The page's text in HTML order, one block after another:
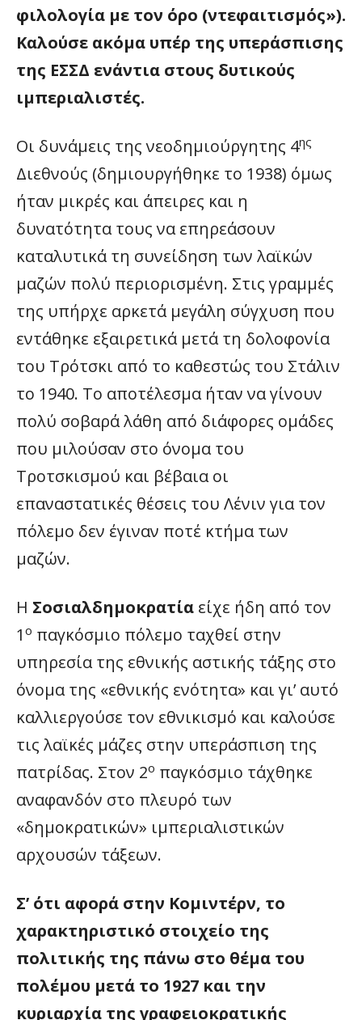
φιλολογία με τον όρο (ντεφαιτισμός»).
Καλούσε ακόμα υπέρ της υπεράσπισης
της ΕΣΣΔ ενάντια στους δυτικούς
ιμπεριαλιστές.
Οι δυνάμεις της νεοδημιούργητης 4ης
Διεθνούς (δημιουργήθηκε το 1938) όμως
ήταν μικρές και άπειρες και η
δυνατότητα τους να επηρεάσουν
καταλυτικά τη συνείδηση των λαϊκών
μαζών πολύ περιορισμένη. Στις γραμμές
της υπήρχε αρκετά μεγάλη σύγχυση που
εντάθηκε εξαιρετικά μετά τη δολοφονία
του Τρότσκι από το καθεστώς του Στάλιν
το 1940. Το αποτέλεσμα ήταν να γίνουν
πολύ σοβαρά λάθη από διάφορες ομάδες
που μιλούσαν στο όνομα του
Τροτσκισμού και βέβαια οι
επαναστατικές θέσεις του Λένιν για τον
πόλεμο δεν έγιναν ποτέ κτήμα των
μαζών.
Η Σοσιαλδημοκρατία είχε ήδη από τον
1 ο παγκόσμιο πόλεμο ταχθεί στην
υπηρεσία της εθνικής αστικής τάξης στο
όνομα της «εθνικής ενότητα» και γι’ αυτό
καλλιεργούσε τον εθνικισμό και καλούσε
τις λαϊκές μάζες στην υπεράσπιση της
πατρίδας. Στον 2ο παγκόσμιο τάχθηκε
αναφανδόν στο πλευρό των
«δημοκρατικών» ιμπεριαλιστικών
αρχουσών τάξεων.
Σ’ ότι αφορά στην Κομιντέρν, το
χαρακτηριστικό στοιχείο της
πολιτικής της πάνω στο θέμα του
πολέμου μετά το 1927 και την
κυριαρχία της γραφειοκρατικής